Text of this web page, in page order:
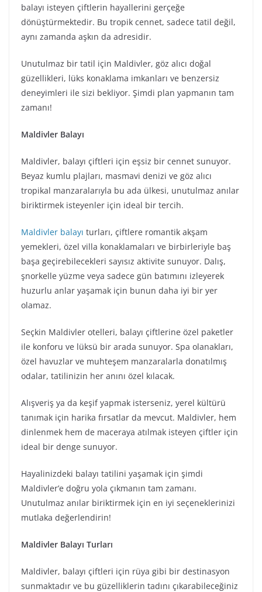
balayı isteyen çiftlerin hayallerini gerçeğe
dönüştürmektedir. Bu tropik cennet, sadece tatil değil,
aynı zamanda aşkın da adresidir.
Unutulmaz bir tatil için Maldivler, göz alıcı doğal
güzellikleri, lüks konaklama imkanları ve benzersiz
deneyimleri ile sizi bekliyor. Şimdi plan yapmanın tam
zamanı!
Maldivler Balayı
Maldivler, balayı çiftleri için eşsiz bir cennet sunuyor.
Beyaz kumlu plajları, masmavi denizi ve göz alıcı
tropikal manzaralarıyla bu ada ülkesi, unutulmaz anılar
biriktirmek isteyenler için ideal bir tercih.
Maldivler balayı turları, çiftlere romantik akşam
yemekleri, özel villa konaklamaları ve birbirleriyle baş
başa geçirebilecekleri sayısız aktivite sunuyor. Dalış,
şnorkelle yüzme veya sadece gün batımını izleyerek
huzurlu anlar yaşamak için bunun daha iyi bir yer
olamaz.
Seçkin Maldivler otelleri, balayı çiftlerine özel paketler
ile konforu ve lüksü bir arada sunuyor. Spa olanakları,
özel havuzlar ve muhteşem manzaralarla donatılmış
odalar, tatilinizin her anını özel kılacak.
Alışveriş ya da keşif yapmak isterseniz, yerel kültürü
tanımak için harika fırsatlar da mevcut. Maldivler, hem
dinlenmek hem de maceraya atılmak isteyen çiftler için
ideal bir denge sunuyor.
Hayalinizdeki balayı tatilini yaşamak için şimdi
Maldivler’e doğru yola çıkmanın tam zamanı.
Unutulmaz anılar biriktirmek için en iyi seçeneklerinizi
mutlaka değerlendirin!
Maldivler Balayı Turları
Maldivler, balayı çiftleri için rüya gibi bir destinasyon
sunmaktadır ve bu güzelliklerin tadını çıkarabileceğiniz